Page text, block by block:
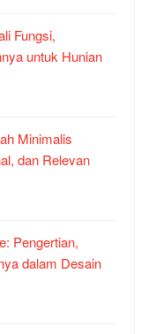
Fungsi,
untuk Hunian
Minimalis
dan Relevan
Pengertian,
dalam Desain